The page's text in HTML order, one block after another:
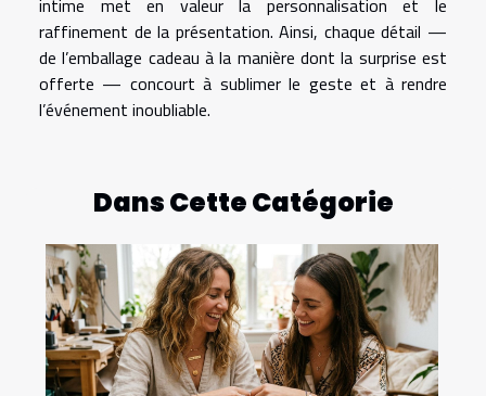
intime met en valeur la personnalisation et le
raffinement de la présentation. Ainsi, chaque détail —
de l’emballage cadeau à la manière dont la surprise est
offerte — concourt à sublimer le geste et à rendre
l’événement inoubliable.
Dans Cette Catégorie